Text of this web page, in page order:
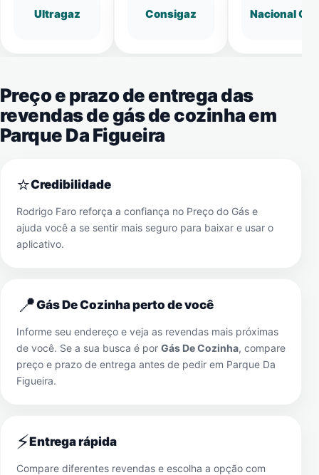
Ultragaz Consigaz Nacional Gás
Preço e prazo de entrega das
revendas de gás de cozinha em
Parque Da Figueira
⭐Credibilidade
Rodrigo Faro reforça a confiança no Preço do Gás e
ajuda você a se sentir mais seguro para baixar e usar o
aplicativo.
📍Gás De Cozinha perto de você
Informe seu endereço e veja as revendas mais próximas
de você. Se a sua busca é por Gás De Cozinha, compare
preço e prazo de entrega antes de pedir em Parque Da
Figueira.
⚡Entrega rápida
Compare diferentes revendas e escolha a opção com